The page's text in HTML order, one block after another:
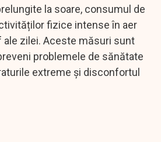
la soare, consumul de
fizice intense în aer
ale zilei. Aceste măsuri sunt
problemele de sănătate
extreme și disconfortul